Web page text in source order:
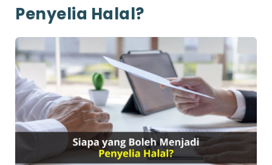
Penyelia Halal?